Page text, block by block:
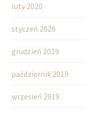
luty 2020
styczeń 2020
grudzień 2019
październik 2019
wrzesień 2019